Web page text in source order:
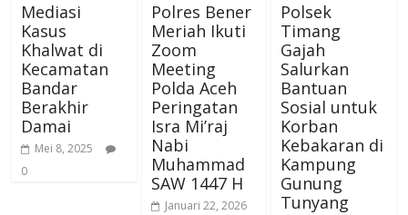
Mediasi
Kasus
Khalwat di
Kecamatan
Bandar
Berakhir
Damai
Mei 8, 2025
0
Polres Bener
Meriah Ikuti
Zoom
Meeting
Polda Aceh
Peringatan
Isra Mi’raj
Nabi
Muhammad
SAW 1447 H
Januari 22, 2026
Polsek
Timang
Gajah
Salurkan
Bantuan
Sosial untuk
Korban
Kebakaran di
Kampung
Gunung
Tunyang